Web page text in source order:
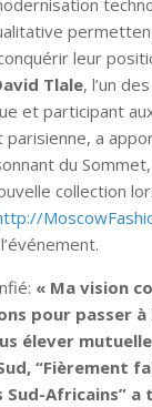
leur
Tlale, l’un
et participant
a
du
collection
« Ma vision
pour passer
élever
“Fièrement
Sud-Africains”